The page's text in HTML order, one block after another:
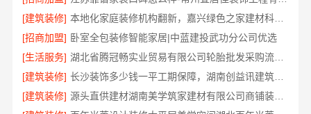
[建筑装修]
本地化家庭装修机构翻新，嘉兴绿色之家建材科技有限公司
[招商加盟] 卧室全包装修智能家居|中蓝建投武功分公司优选
[生活服务]
湖北省腾冠畅实业贸易有限公司轮胎批发采购流程全解析
[建筑装修]
长沙装饰多少钱一平工期保障，湖南创益讯建筑快速交付
[建筑装修]
源头直供建材湖南美学筑家建材有限公司商铺装修更划算